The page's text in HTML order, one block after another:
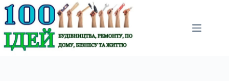
Перейти
до
вмісту